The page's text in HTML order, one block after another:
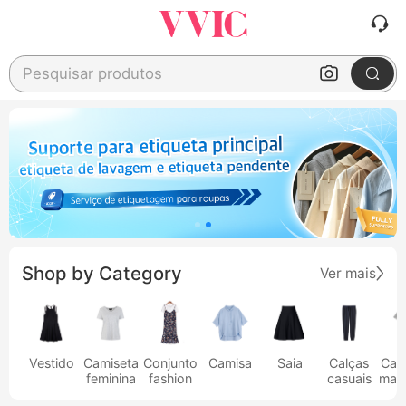
Pesquisar produtos
Shop by Category Ver mais
Vestido
Camiseta
feminina
Conjunto
fashion
Camisa Saia
Calças
casuais